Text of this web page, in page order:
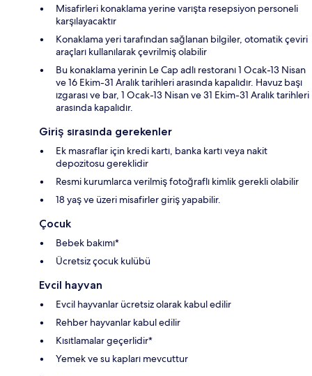
Misafirleri konaklama yerine varışta resepsiyon personeli
karşılayacaktır
Konaklama yeri tarafından sağlanan bilgiler, otomatik çeviri
araçları kullanılarak çevrilmiş olabilir
Bu konaklama yerinin Le Cap adlı restoranı 1 Ocak-13 Nisan
ve 16 Ekim-31 Aralık tarihleri arasında kapalıdır. Havuz başı
ızgarası ve bar, 1 Ocak-13 Nisan ve 31 Ekim-31 Aralık tarihleri
arasında kapalıdır.
Giriş sırasında gerekenler
Ek masraflar için kredi kartı, banka kartı veya nakit
depozitosu gereklidir
Resmi kurumlarca verilmiş fotoğraflı kimlik gerekli olabilir
18 yaş ve üzeri misafirler giriş yapabilir.
Çocuk
Bebek bakımı*
Ücretsiz çocuk kulübü
Evcil hayvan
Evcil hayvanlar ücretsiz olarak kabul edilir
Rehber hayvanlar kabul edilir
Kısıtlamalar geçerlidir*
Yemek ve su kapları mevcuttur